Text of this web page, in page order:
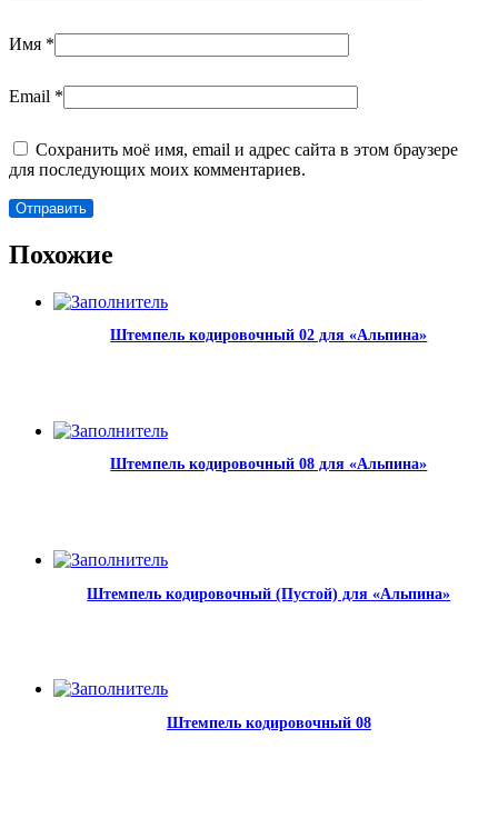
Имя *
Email *
Сохранить моё имя, email и адрес сайта в этом браузере
для последующих моих комментариев.
Похожие
Штемпель кодировочный 02 для «Альпина»
Штемпель кодировочный 08 для «Альпина»
Штемпель кодировочный (Пустой) для «Альпина»
Штемпель кодировочный 08